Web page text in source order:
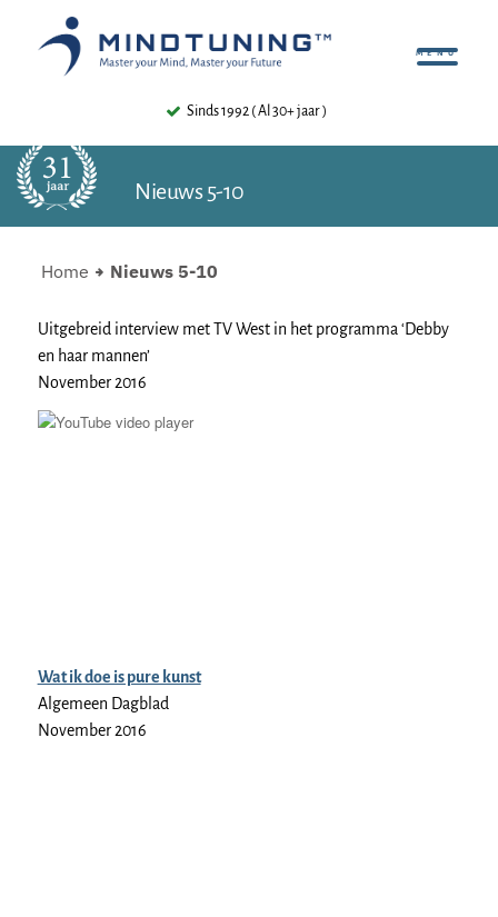
Sinds 1992 ( Al 30+ jaar )
Nieuws 5-10
Home Nieuws 5-10
Uitgebreid interview met TV West in het programma ‘Debby
en haar mannen’
November 2016
Wat ik doe is pure kunst
Algemeen Dagblad
November 2016